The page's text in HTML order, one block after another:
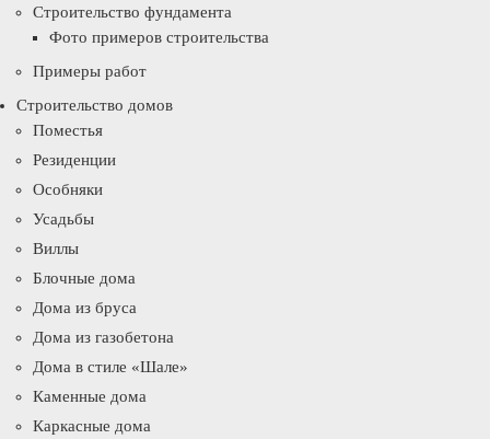
Строительство фундамента
Фото примеров строительства
Примеры работ
Строительство домов
Поместья
Резиденции
Особняки
Усадьбы
Виллы
Блочные дома
Дома из бруса
Дома из газобетона
Дома в стиле «Шале»
Каменные дома
Каркасные дома